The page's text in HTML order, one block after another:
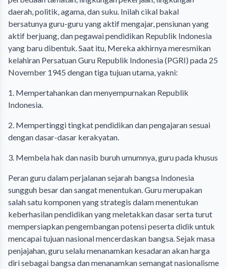
daerah, politik, agama, dan suku. Inilah cikal bakal
bersatunya guru-guru yang aktif mengajar, pensiunan yang
aktif berjuang, dan pegawai pendidikan Republik Indonesia
yang baru dibentuk. Saat itu, Mereka akhirnya meresmikan
kelahiran Persatuan Guru Republik Indonesia (PGRI) pada 25
November 1945 dengan tiga tujuan utama, yakni:
1. Mempertahankan dan menyempurnakan Republik
Indonesia.
2. Mempertinggi tingkat pendidikan dan pengajaran sesuai
dengan dasar-dasar kerakyatan.
3. Membela hak dan nasib buruh umumnya, guru pada khusus
Peran guru dalam perjalanan sejarah bangsa Indonesia
sungguh besar dan sangat menentukan. Guru merupakan
salah satu komponen yang strategis dalam menentukan
keberhasilan pendidikan yang meletakkan dasar serta turut
mempersiapkan pengembangan potensi peserta didik untuk
mencapai tujuan nasional mencerdaskan bangsa. Sejak masa
penjajahan, guru selalu menanamkan kesadaran akan harga
diri sebagai bangsa dan menanamkan semangat nasionalisme